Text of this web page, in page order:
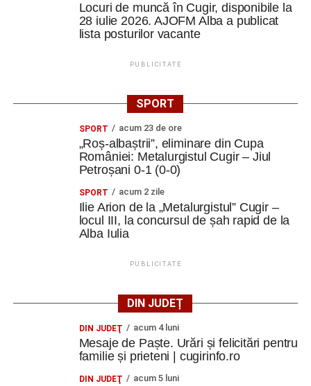
Locuri de muncă în Cugir, disponibile la
28 iulie 2026. AJOFM Alba a publicat
lista posturilor vacante
PUBLICITATE
SPORT
SPORT acum 23 de ore
„Roș-albaștrii”, eliminare din Cupa
României: Metalurgistul Cugir – Jiul
Petroșani 0-1 (0-0)
SPORT acum 2 zile
Ilie Arion de la „Metalurgistul” Cugir –
locul III, la concursul de șah rapid de la
Alba Iulia
PUBLICITATE
DIN JUDEȚ
DIN JUDEŢ acum 4 luni
Mesaje de Paște. Urări și felicitări pentru
familie și prieteni | cugirinfo.ro
DIN JUDEŢ acum 5 luni